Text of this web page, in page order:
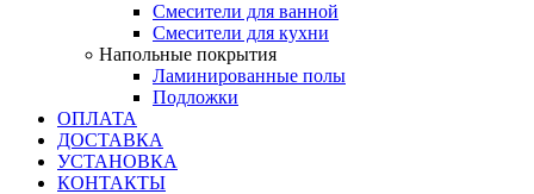
Смесители для ванной
Смесители для кухни
Напольные покрытия
Ламинированные полы
Подложки
ОПЛАТА
ДОСТАВКА
УСТАНОВКА
КОНТАКТЫ